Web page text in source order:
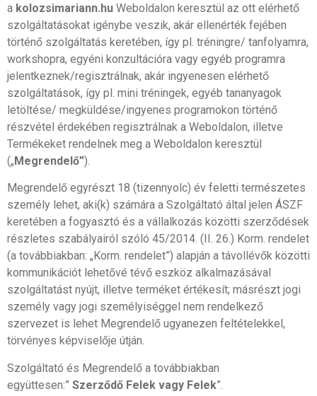
a kolozsimariann.hu Weboldalon keresztül az ott elérhető
szolgáltatásokat igénybe veszik, akár ellenérték fejében
történő szolgáltatás keretében, így pl. tréningre/ tanfolyamra,
workshopra, egyéni konzultációra vagy egyéb programra
jelentkeznek/regisztrálnak, akár ingyenesen elérhető
szolgáltatások, így pl. mini tréningek, egyéb tananyagok
letöltése/ megküldése/ingyenes programokon történő
részvétel érdekében regisztrálnak a Weboldalon, illetve
Termékeket rendelnek meg a Weboldalon keresztül
(„Megrendelő”).
Megrendelő egyrészt 18 (tizennyolc) év feletti természetes
személy lehet, aki(k) számára a Szolgáltató által jelen ÁSZF
keretében a fogyasztó és a vállalkozás közötti szerződések
részletes szabályairól szóló 45/2014. (II. 26.) Korm. rendelet
(a továbbiakban: „Korm. rendelet”) alapján a távollévők közötti
kommunikációt lehetővé tévő eszköz alkalmazásával
szolgáltatást nyújt, illetve terméket értékesít; másrészt jogi
személy vagy jogi személyiséggel nem rendelkező
szervezet is lehet Megrendelő ugyanezen feltételekkel,
törvényes képviselője útján.
Szolgáltató és Megrendelő a továbbiakban
együttesen:” Szerződő Felek vagy Felek”.